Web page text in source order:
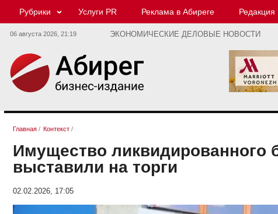
Рубрики Услуги PR Реклама в Абиреге Редакция
06 августа 2026, 21:19 ЭКОНОМИЧЕСКИЕ ДЕЛОВЫЕ НОВОСТИ
Главная / Контекст /
Имущество ликвидированного
выставили на торги
02.02.2026, 17:05